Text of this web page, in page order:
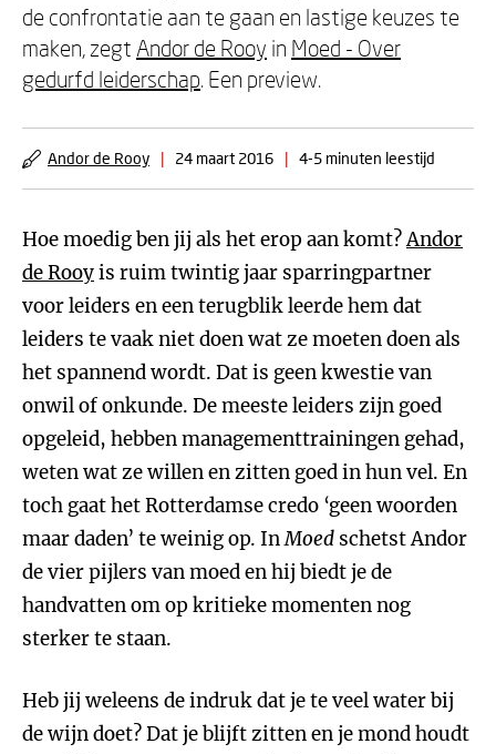
de confrontatie aan te gaan en lastige keuzes te
maken, zegt Andor de Rooy in Moed - Over
gedurfd leiderschap. Een preview.
Andor de Rooy | 24 maart 2016 | 4-5 minuten leestijd
Hoe moedig ben jij als het erop aan komt?Andor
de Rooyis ruim twintig jaar sparringpartner
voor leiders en een terugblik leerde hem dat
leiders te vaak niet doen wat ze moeten doen als
het spannend wordt. Dat is geen kwestie van
onwil of onkunde. De meeste leiders zijn goed
opgeleid, hebben managementtrainingen gehad,
weten wat ze willen en zitten goed in hun vel. En
toch gaat het Rotterdamse credo ‘geen woorden
maar daden’ te weinig op. InMoed schetst Andor
de vier pijlers van moed en hij biedt je de
handvatten om op kritieke momenten nog
sterker te staan.
Heb jij weleens de indruk dat je te veel water bij
de wijn doet? Dat je blijft zitten en je mond houdt